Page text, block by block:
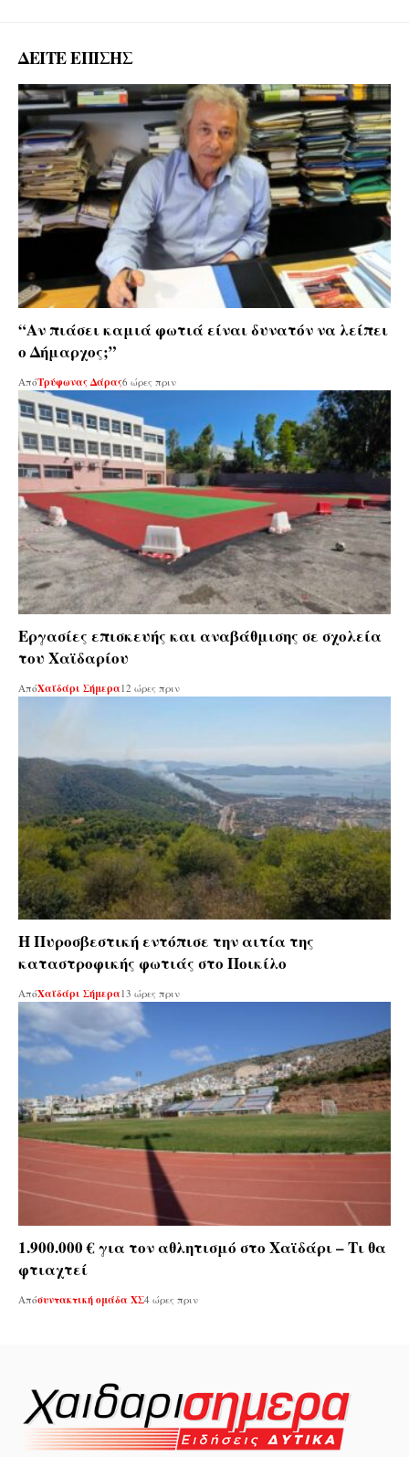
ΔΕΙΤΕ ΕΠΙΣΗΣ
“Αν πιάσει καμιά φωτιά είναι δυνατόν να λείπει
ο Δήμαρχος;”
ΑπόΤρύφωνας Δάρας6 ώρες πριν
Εργασίες επισκευής και αναβάθμισης σε σχολεία
του Χαϊδαρίου
ΑπόΧαϊδάρι Σήμερα 12 ώρες πριν
Η Πυροσβεστική εντόπισε την αιτία της
καταστροφικής φωτιάς στο Ποικίλο
ΑπόΧαϊδάρι Σήμερα13 ώρες πριν
1.900.000 € για τον αθλητισμό στο Χαϊδάρι – Τι θα
φτιαχτεί
Απόσυντακτική ομάδα ΧΣ4 ώρες πριν